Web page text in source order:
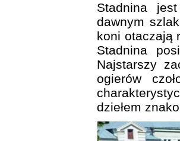
Stadnina
dawnym
koni otaczają
Stadnina
Najstarszy
ogierów
dziełem